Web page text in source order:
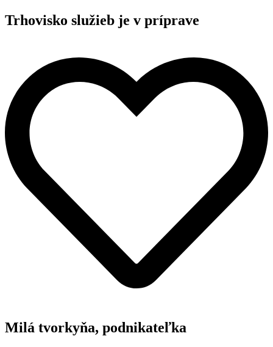
Trhovisko služieb je v príprave
Milá tvorkyňa, podnikateľka